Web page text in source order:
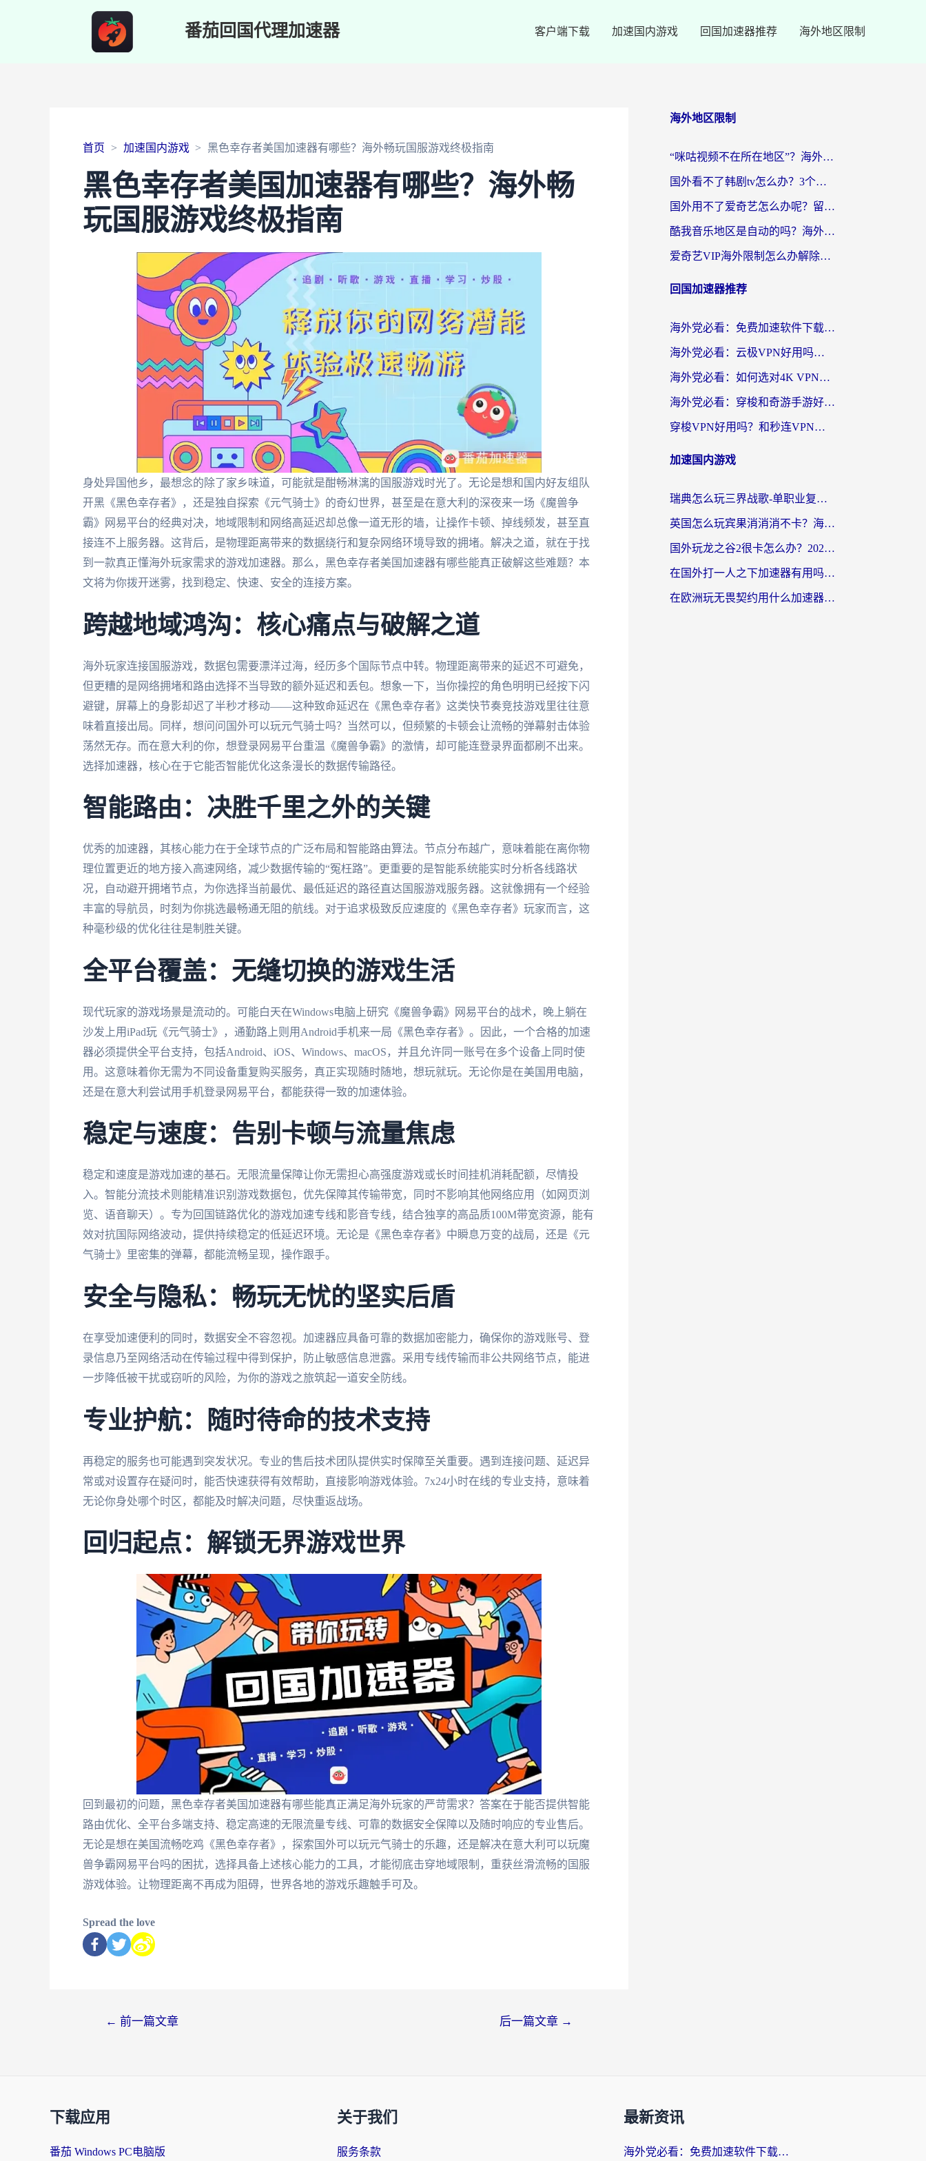
番茄回国代理加速器 客户端下载 加速国内游戏 回国加速器推荐 海外地区限制
首页 加速国内游戏 黑色幸存者美国加速器有哪些？海外畅玩国服游戏终极指南
黑色幸存者美国加速器有哪些？海外畅
玩国服游戏终极指南
身处异国他乡，最想念的除了家乡味道，可能就是酣畅淋漓的国服游戏时光了。无论是想和国内好友组队
开黑《黑色幸存者》，还是独自探索《元气骑士》的奇幻世界，甚至是在意大利的深夜来一场《魔兽争
霸》网易平台的经典对决，地域限制和网络高延迟却总像一道无形的墙，让操作卡顿、掉线频发，甚至直
接连不上服务器。这背后，是物理距离带来的数据绕行和复杂网络环境导致的拥堵。解决之道，就在于找
到一款真正懂海外玩家需求的游戏加速器。那么，黑色幸存者美国加速器有哪些能真正破解这些难题？本
文将为你拨开迷雾，找到稳定、快速、安全的连接方案。
跨越地域鸿沟：核心痛点与破解之道
海外玩家连接国服游戏，数据包需要漂洋过海，经历多个国际节点中转。物理距离带来的延迟不可避免，
但更糟的是网络拥堵和路由选择不当导致的额外延迟和丢包。想象一下，当你操控的角色明明已经按下闪
避键，屏幕上的身影却迟了半秒才移动——这种致命延迟在《黑色幸存者》这类快节奏竞技游戏里往往意
味着直接出局。同样，想问问国外可以玩元气骑士吗？当然可以，但频繁的卡顿会让流畅的弹幕射击体验
荡然无存。而在意大利的你，想登录网易平台重温《魔兽争霸》的激情，却可能连登录界面都刷不出来。
选择加速器，核心在于它能否智能优化这条漫长的数据传输路径。
智能路由：决胜千里之外的关键
优秀的加速器，其核心能力在于全球节点的广泛布局和智能路由算法。节点分布越广，意味着能在离你物
理位置更近的地方接入高速网络，减少数据传输的“冤枉路”。更重要的是智能系统能实时分析各线路状
况，自动避开拥堵节点，为你选择当前最优、最低延迟的路径直达国服游戏服务器。这就像拥有一个经验
丰富的导航员，时刻为你挑选最畅通无阻的航线。对于追求极致反应速度的《黑色幸存者》玩家而言，这
种毫秒级的优化往往是制胜关键。
全平台覆盖：无缝切换的游戏生活
现代玩家的游戏场景是流动的。可能白天在Windows电脑上研究《魔兽争霸》网易平台的战术，晚上躺在
沙发上用iPad玩《元气骑士》，通勤路上则用Android手机来一局《黑色幸存者》。因此，一个合格的加速
器必须提供全平台支持，包括Android、iOS、Windows、macOS，并且允许同一账号在多个设备上同时使
用。这意味着你无需为不同设备重复购买服务，真正实现随时随地，想玩就玩。无论你是在美国用电脑，
还是在意大利尝试用手机登录网易平台，都能获得一致的加速体验。
稳定与速度：告别卡顿与流量焦虑
稳定和速度是游戏加速的基石。无限流量保障让你无需担心高强度游戏或长时间挂机消耗配额，尽情投
入。智能分流技术则能精准识别游戏数据包，优先保障其传输带宽，同时不影响其他网络应用（如网页浏
览、语音聊天）。专为回国链路优化的游戏加速专线和影音专线，结合独享的高品质100M带宽资源，能有
效对抗国际网络波动，提供持续稳定的低延迟环境。无论是《黑色幸存者》中瞬息万变的战局，还是《元
气骑士》里密集的弹幕，都能流畅呈现，操作跟手。
安全与隐私：畅玩无忧的坚实后盾
在享受加速便利的同时，数据安全不容忽视。加速器应具备可靠的数据加密能力，确保你的游戏账号、登
录信息乃至网络活动在传输过程中得到保护，防止敏感信息泄露。采用专线传输而非公共网络节点，能进
一步降低被干扰或窃听的风险，为你的游戏之旅筑起一道安全防线。
专业护航：随时待命的技术支持
再稳定的服务也可能遇到突发状况。专业的售后技术团队提供实时保障至关重要。遇到连接问题、延迟异
常或对设置存在疑问时，能否快速获得有效帮助，直接影响游戏体验。7x24小时在线的专业支持，意味着
无论你身处哪个时区，都能及时解决问题，尽快重返战场。
回归起点：解锁无界游戏世界
回到最初的问题，黑色幸存者美国加速器有哪些能真正满足海外玩家的严苛需求？答案在于能否提供智能
路由优化、全平台多端支持、稳定高速的无限流量专线、可靠的数据安全保障以及随时响应的专业售后。
无论是想在美国流畅吃鸡《黑色幸存者》，探索国外可以玩元气骑士的乐趣，还是解决在意大利可以玩魔
兽争霸网易平台吗的困扰，选择具备上述核心能力的工具，才能彻底击穿地域限制，重获丝滑流畅的国服
游戏体验。让物理距离不再成为阻碍，世界各地的游戏乐趣触手可及。
Spread the love
← 前一篇文章 后一篇文章 →
海外地区限制
“咪咕视频不在所在地区”？海外党追剧看片、炒股的救星来了！
国外看不了韩剧tv怎么办？3个实用技巧解决海外追剧难题（附书旗小说&社保查询攻略）
国外用不了爱奇艺怎么办呢？留学生亲测有效的回国加速方案
酷我音乐地区是自动的吗？海外党听国内音乐看视频的真实解决方案
爱奇艺VIP海外限制怎么办解除？海外党追剧看片的终极解决方案
回国加速器推荐
海外党必看：免费加速软件下载指南——无缝访问国内资源的正确打开方式
海外党必看：云极VPN好用吗？和旋风VPN对比哪个回国效果更好？附真实体验+选择攻略
海外党必看：如何选对4K VPN，无缝刷国内剧听网易云？
海外党必看：穿梭和奇游手游好用吗？3步选对回国加速器，流畅看CCTV5海外直播
穿梭VPN好用吗？和秒连VPN对比哪个回国效果更好？海外党亲测实用指南
加速国内游戏
瑞典怎么玩三界战歌-单职业复古传奇手游？海外党国服游戏加速终极指南
英国怎么玩宾果消消消不卡？海外党国服游戏加速终极攻略（附守望第九大陆解决办法）
国外玩龙之谷2很卡怎么办？2026海外党必看的国服游戏加速全攻略
在国外打一人之下加速器有用吗？海外党国服游戏畅玩全攻略
在欧洲玩无畏契约用什么加速器好？2026海外党亲测有效指南
下载应用
番茄 Windows PC电脑版
关于我们
服务条款
最新资讯
海外党必看：免费加速软件下载指南——无缝访问国内资源的正确打开方式